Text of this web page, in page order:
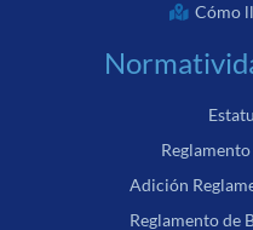
Cómo
Adición
Reglamento de